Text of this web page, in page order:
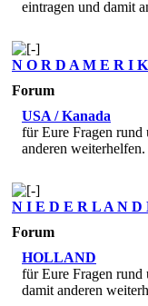
eintragen und damit
N O R D A M E R I
Forum
USA / Kanada
für Eure Fragen
anderen weiterhelfen.
N I E D E R L A N D
Forum
HOLLAND
für Eure Fragen rund
damit anderen